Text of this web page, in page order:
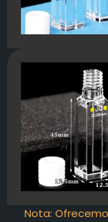
Nota: